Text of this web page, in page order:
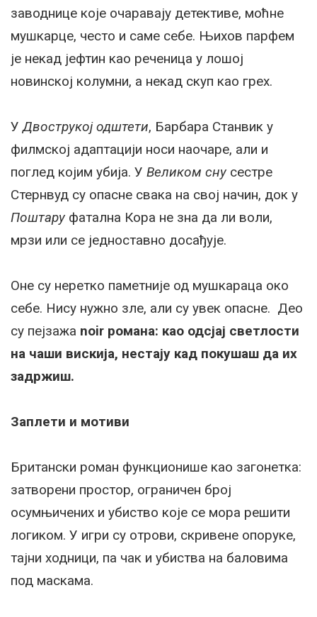
заводнице које очаравају детективе, моћне
мушкарце, често и саме себе. Њихов парфем
је некад јефтин као реченица у лошој
новинској колумни, а некад скуп као грех.
УДвострукој одштети, Барбара Станвик у
филмској адаптацији носи наочаре, али и
поглед којим убија. У Великом сну сестре
Стернвуд су опасне свака на свој начин, док у
Поштару фатална Кора не зна да ли воли,
мрзи или се једноставно досађује.
Оне су неретко паметније од мушкараца око
себе. Нису нужно зле, али су увек опасне. Део
су пејзажа noir романа: као одсјај светлости
на чаши вискија, нестају кад покушаш да их
задржиш.
Заплети и мотиви
Британски роман функционише као загонетка:
затворени простор, ограничен број
осумњичених и убиство које се мора решити
логиком. У игри су отрови, скривене опоруке,
тајни ходници, па чак и убиства на баловима
под маскама.